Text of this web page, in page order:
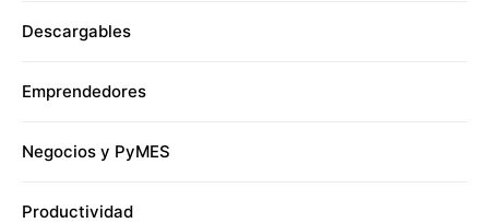
Descargables
Emprendedores
Negocios y PyMES
Productividad